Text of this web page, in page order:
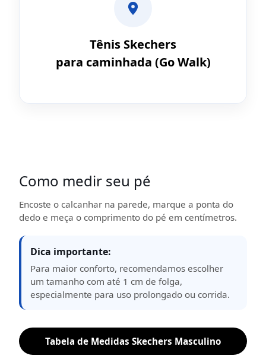
Tênis Skechers
para caminhada (Go Walk)
Como medir seu pé
Encoste o calcanhar na parede, marque a ponta do
dedo e meça o comprimento do pé em centímetros.
Dica importante:
Para maior conforto, recomendamos escolher
um tamanho com até 1 cm de folga,
especialmente para uso prolongado ou corrida.
Tabela de Medidas Skechers Masculino